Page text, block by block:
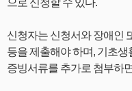
으로 신청할 수 있다.
신청자는 신청서와 장애인
등을 제출해야 하며, 기초
증빙서류를 추가로 첨부하